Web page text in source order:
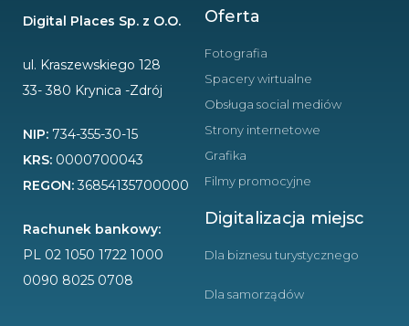
Digital Places Sp. z O.O.
ul. Kraszewskiego 128
33- 380 Krynica -Zdrój
NIP: 734-355-30-15
KRS: 0000700043
REGON:36854135700000
Rachunek bankowy:
PL 02 1050 1722 1000
0090 8025 0708
Oferta
Fotografia
Spacery wirtualne
Obsługa social mediów
Strony internetowe
Grafika
Filmy promocyjne
Digitalizacja miejsc
Dla biznesu turystycznego
Dla samorządów